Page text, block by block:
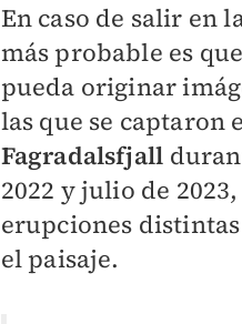
En caso de salir en
más probable es
pueda originar
las que se captaron
Fagradalsfjall
2022 y julio de
erupciones
el paisaje.